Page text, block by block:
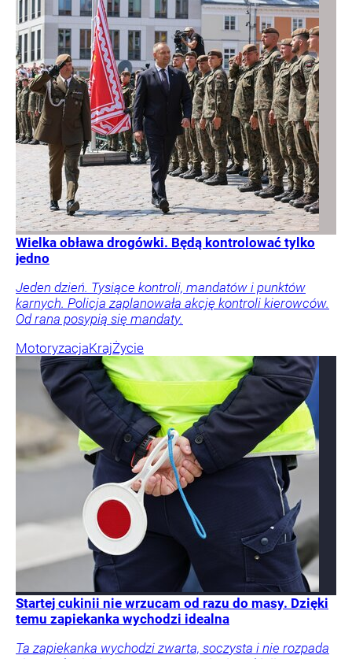
Wielka obława drogówki. Będą kontrolować tylko
jedno
Jeden dzień. Tysiące kontroli, mandatów i punktów
karnych. Policja zaplanowała akcję kontroli kierowców.
Od rana posypią się mandaty.
MotoryzacjaKrajŻycie
Startej cukinii nie wrzucam od razu do masy. Dzięki
temu zapiekanka wychodzi idealna
Ta zapiekanka wychodzi zwarta, soczysta i nie rozpada